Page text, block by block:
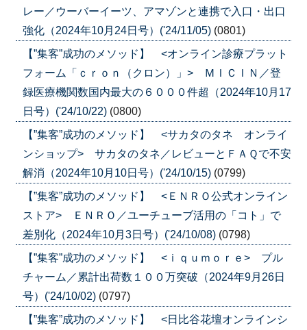
レー／ウーバーイーツ、アマゾンと連携で入口・出口
強化（2024年10月24日号）('24/11/05) (0801)
【”集客”成功のメソッド】 <オンライン診療プラット
フォーム「ｃｒｏｎ（クロン）」> ＭＩＣＩＮ／登
録医療機関数国内最大の６０００件超（2024年10月17
日号）('24/10/22) (0800)
【”集客”成功のメソッド】 <サカタのタネ オンライ
ンショップ> サカタのタネ／レビューとＦＡＱで不安
解消（2024年10月10日号）('24/10/15) (0799)
【”集客”成功のメソッド】 <ＥＮＲＯ公式オンライン
ストア> ＥＮＲＯ／ユーチューブ活用の「コト」で
差別化（2024年10月3日号）('24/10/08) (0798)
【”集客”成功のメソッド】 <ｉｑｕｍｏｒｅ> プル
チャーム／累計出荷数１００万突破（2024年9月26日
号）('24/10/02) (0797)
【”集客”成功のメソッド】 <日比谷花壇オンラインシ